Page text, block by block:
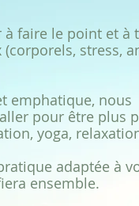
à faire le point et à
stress,
emphatique, nous
pour être plus
yoga,
adaptée à
ensemble.